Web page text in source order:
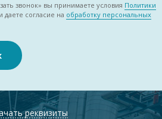
звонок» вы принимаете условия Политики
и даете согласие на обработку персональных
реквизиты